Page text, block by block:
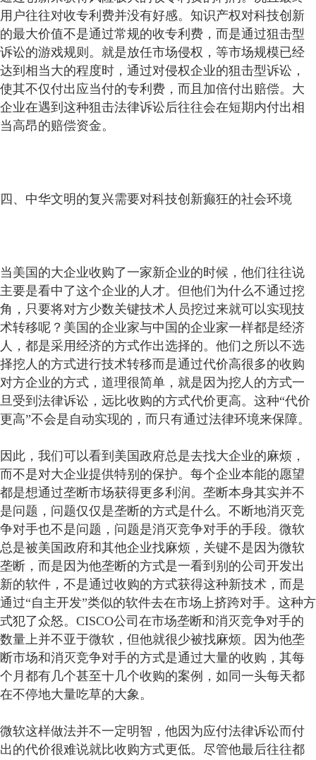
用户往往对收专利费并没有好感。知识产权对科技创新
的最大价值不是通过常规的收专利费，而是通过狙击型
诉讼的游戏规则。就是放任市场侵权，等市场规模已经
达到相当大的程度时，通过对侵权企业的狙击型诉讼，
使其不仅付出应当付的专利费，而且加倍付出赔偿。大
企业在遇到这种狙击法律诉讼后往往会在短期内付出相
当高昂的赔偿资金。
四、中华文明的复兴需要对科技创新癫狂的社会环境
当美国的大企业收购了一家新企业的时候，他们往往说
主要是看中了这个企业的人才。但他们为什么不通过挖
角，只要将对方少数关键技术人员挖过来就可以实现技
术转移呢？美国的企业家与中国的企业家一样都是经济
人，都是采用经济的方式作出选择的。他们之所以不选
择挖人的方式进行技术转移而是通过代价高很多的收购
对方企业的方式，道理很简单，就是因为挖人的方式一
旦受到法律诉讼，远比收购的方式代价更高。这种“代价
更高”不会是自动实现的，而只有通过法律环境来保障。
因此，我们可以看到美国政府总是去找大企业的麻烦，
而不是对大企业提供特别的保护。每个企业本能的愿望
都是想通过垄断市场获得更多利润。垄断本身其实并不
是问题，问题仅仅是垄断的方式是什么。不断地消灭竞
争对手也不是问题，问题是消灭竞争对手的手段。微软
总是被美国政府和其他企业找麻烦，关键不是因为微软
垄断，而是因为他垄断的方式是一看到别的公司开发出
新的软件，不是通过收购的方式获得这种新技术，而是
通过“自主开发”类似的软件去在市场上挤跨对手。这种方
式犯了众怒。CISCO公司在市场垄断和消灭竞争对手的
数量上并不亚于微软，但他就很少被找麻烦。因为他垄
断市场和消灭竞争对手的方式是通过大量的收购，其每
个月都有几个甚至十几个收购的案例，如同一头每天都
在不停地大量吃草的大象。
微软这样做法并不一定明智，他因为应付法律诉讼而付
出的代价很难说就比收购方式更低。尽管他最后往往都